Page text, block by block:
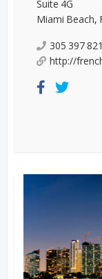
Suite 4G
Miami Beach,
305 397
http://